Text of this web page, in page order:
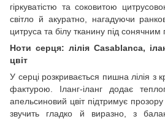
гіркуватістю та соковитою
світло й акуратно, нагадуючи
цитруса та білу тканину під сонячним
Ноти серця: лілія Casablanca,
цвіт
У серці розкривається пишна лілія
фактурою. Іланг-іланг додає
апельсиновий цвіт підтримує прозору
звучить гладко й виразно, з